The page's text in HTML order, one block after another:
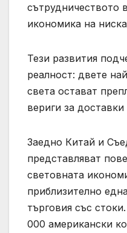
сътрудничеството
икономика на
Тези развития
реалност: двете
света остават
вериги за
Заедно Китай и
представляват
световната
приблизително
търговия със
000 американски